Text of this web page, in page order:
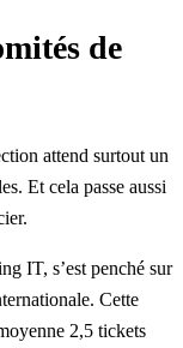
de
attend surtout un
Et cela passe aussi
IT, s’est penché sur
Cette
2,5 tickets